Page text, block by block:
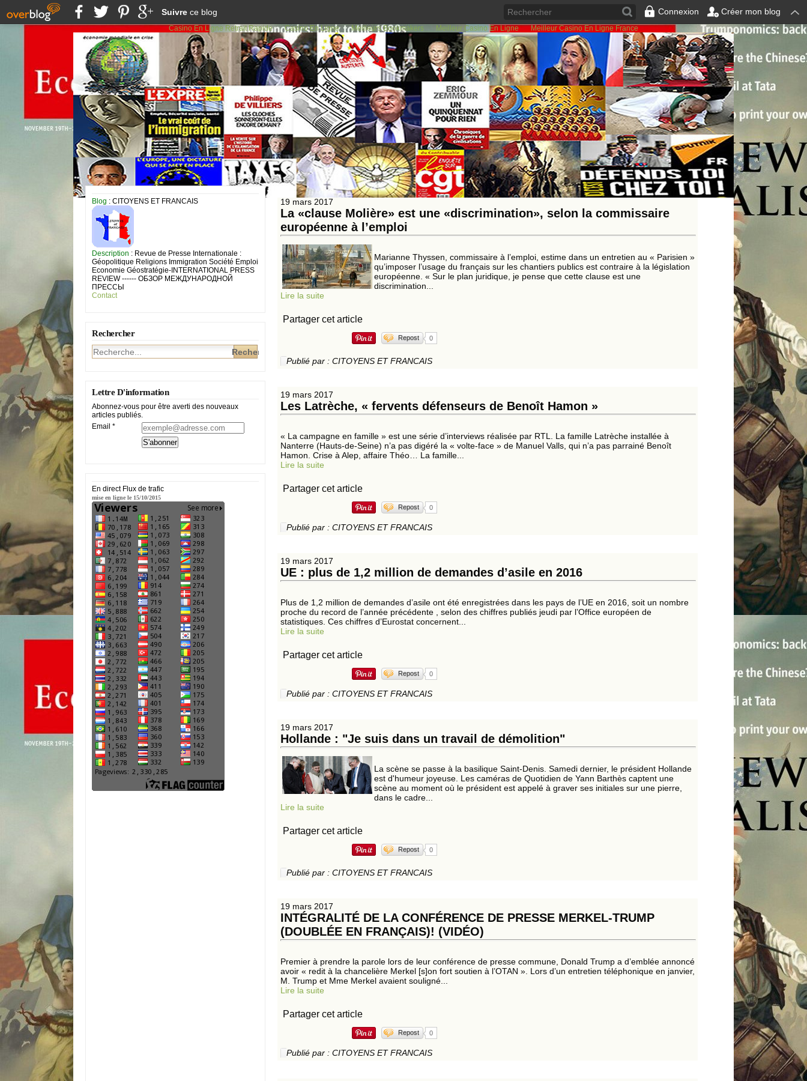
Casino En Ligne Retrait Rapide Casino En Ligne Meilleurs Bookmakers Meilleur Casino En Ligne Meilleur Casino En Ligne France
Suivrece blog Connexion Créer mon blog
Blog : CITOYENS ET FRANCAIS
Description : Revue de Presse Internationale :
Géopolitique Religions Immigration Société Emploi
Economie Géostratégie-INTERNATIONAL PRESS
REVIEW ------ ОБЗОР МЕЖДУНАРОДНОЙ
ПРЕССЫ
Contact
Rechercher
Lettre D'information
Abonnez-vous pour être averti des nouveaux
articles publiés.
Email
En direct Flux de trafic
mise en ligne le 15/10/2015
<< < 10
20
30
40
50
60
70 71 72 73 74 75 76 77 78 79 80 90
100
200
300
400
500
600
700
800
900
1000
> >>
19 mars 2017
La «clause Molière» est une «discrimination», selon la commissaire
européenne à l’emploi
Marianne Thyssen, commissaire à l’emploi, estime dans un entretien au « Parisien »
qu’imposer l’usage du français sur les chantiers publics est contraire à la législation
européenne. « Sur le plan juridique, je pense que cette clause est une
discrimination...
Lire la suite
Partager cet article
Repost 0
Publié par : CITOYENS ET FRANCAIS
19 mars 2017
Les Latrèche, « fervents défenseurs de Benoît Hamon »
« La campagne en famille » est une série d’interviews réalisée par RTL. La famille Latrèche installée à
Nanterre (Hauts-de-Seine) n’a pas digéré la « volte-face » de Manuel Valls, qui n’a pas parrainé Benoît
Hamon. Crise à Alep, affaire Théo… La famille...
Lire la suite
Partager cet article
Repost 0
Publié par : CITOYENS ET FRANCAIS
19 mars 2017
UE : plus de 1,2 million de demandes d’asile en 2016
Plus de 1,2 million de demandes d’asile ont été enregistrées dans les pays de l’UE en 2016, soit un nombre
proche du record de l’année précédente , selon des chiffres publiés jeudi par l’Office européen de
statistiques. Ces chiffres d’Eurostat concernent...
Lire la suite
Partager cet article
Repost 0
Publié par : CITOYENS ET FRANCAIS
19 mars 2017
Hollande : "Je suis dans un travail de démolition"
La scène se passe à la basilique Saint-Denis. Samedi dernier, le président Hollande
est d'humeur joyeuse. Les caméras de Quotidien de Yann Barthès captent une
scène au moment où le président est appelé à graver ses initiales sur une pierre,
dans le cadre...
Lire la suite
Partager cet article
Repost 0
Publié par : CITOYENS ET FRANCAIS
19 mars 2017
INTÉGRALITÉ DE LA CONFÉRENCE DE PRESSE MERKEL-TRUMP
(DOUBLÉE EN FRANÇAIS)! (VIDÉO)
Premier à prendre la parole lors de leur conférence de presse commune, Donald Trump a d’emblée annoncé
avoir « redit à la chancelière Merkel [s]on fort soutien à l’OTAN ». Lors d’un entretien téléphonique en janvier,
M. Trump et Mme Merkel avaient souligné...
Lire la suite
Partager cet article
Repost 0
Publié par : CITOYENS ET FRANCAIS